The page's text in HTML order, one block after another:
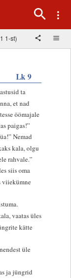
1-st)
Lk 9
ta
et nad
öömajale
paigas!”
Nemad
kala, olgu
rahvale.”
siis oma
viiekümne
vaatas üles
kätte
üle
ja jüngrid